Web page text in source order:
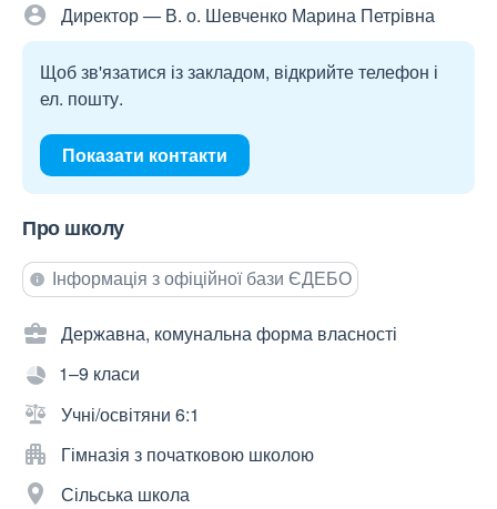
Директор — В. о. Шевченко Марина Петрівна
Щоб зв'язатися із закладом, відкрийте телефон і
ел. пошту.
Показати контакти
Про школу
Інформація з офіційної бази ЄДЕБО
Державна, комунальна форма власності
1–9 класи
Учні/освітяни 6:1
Гімназія з початковою школою
Сільська школа